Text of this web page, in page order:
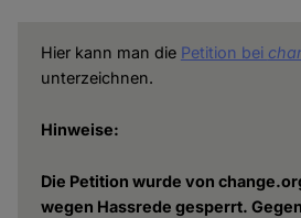
Hier kann man die Petition bei
unterzeichnen.
Hinweise:
Die Petition wurde von
wegen Hassrede gesperrt.